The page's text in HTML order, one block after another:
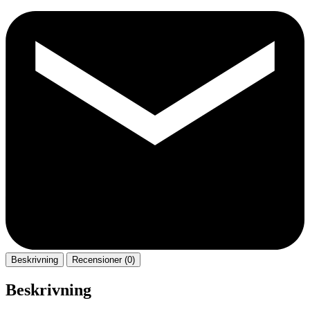
Beskrivning Recensioner (0)
Beskrivning